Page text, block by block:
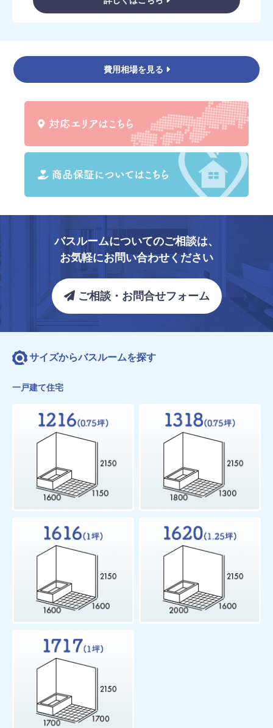
費用相場を見る
バスルームについてのご相談は、
お気軽にお問い合わせください
ご相談・お問合せフォーム
サイズからバスルームを探す
一戸建て住宅